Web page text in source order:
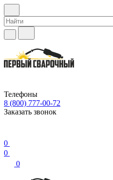
Телефоны
8 (800) 777-00-72
Заказать звонок
0
0
0